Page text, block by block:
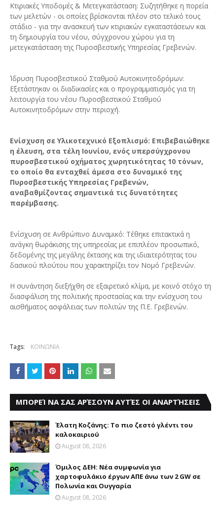
Κτιριακές Υποδομές & Μετεγκατάσταση: Συζητήθηκε η πορεία
των μελετών - οι οποίες βρίσκονται πλέον στο τελικό τους
στάδιο - για την ανασκευή των κτιριακών εγκαταστάσεων και
τη δημιουργία του νέου, σύγχρονου χώρου για τη
μετεγκατάσταση της Πυροσβεστικής Υπηρεσίας Γρεβενών.
Ίδρυση Πυροσβεστικού Σταθμού Αυτοκινητοδρόμων:
Εξετάστηκαν οι διαδικασίες και ο προγραμματισμός για τη
λειτουργία του νέου Πυροσβεστικού Σταθμού
Αυτοκινητοδρόμων στην περιοχή.
Ενίσχυση σε Υλικοτεχνικό Εξοπλισμό: Επιβεβαιώθηκε
η έλευση, στα τέλη Ιουνίου, ενός υπερσύγχρονου
πυροσβεστικού οχήματος χωρητικότητας 10 τόνων,
το οποίο θα ενταχθεί άμεσα στο δυναμικό της
Πυροσβεστικής Υπηρεσίας Γρεβενών,
αναβαθμίζοντας σημαντικά τις δυνατότητες
παρέμβασης.
Ενίσχυση σε Ανθρώπινο Δυναμικό: Τέθηκε επιτακτικά η
ανάγκη θωράκισης της υπηρεσίας με επιπλέον προσωπικό,
δεδομένης της μεγάλης έκτασης και της ιδιαιτερότητας του
δασικού πλούτου που χαρακτηρίζει τον Νομό Γρεβενών.
Η συνάντηση διεξήχθη σε εξαιρετικό κλίμα, με κοινό στόχο τη
διασφάλιση της πολιτικής προστασίας και την ενίσχυση του
αισθήματος ασφάλειας των πολιτών της Π.Ε. Γρεβενών.
Tags: ΚΟΙΝΩΝΙΑ
ΜΠΟΡΕΊ ΝΑ ΣΑΣ ΑΡΈΣΟΥΝ ΑΥΤΈΣ ΟΙ ΑΝΑΡΤΉΣΕΙΣ
Έλατη Κοζάνης: Το πιο ζεστό γλέντι του
καλοκαιριού
August 08, 2026
Όμιλος ΔΕΗ: Νέα συμφωνία για
χαρτοφυλάκιο έργων ΑΠΕ άνω των 2 GW σε
Πολωνία και Ουγγαρία
August 08, 2026